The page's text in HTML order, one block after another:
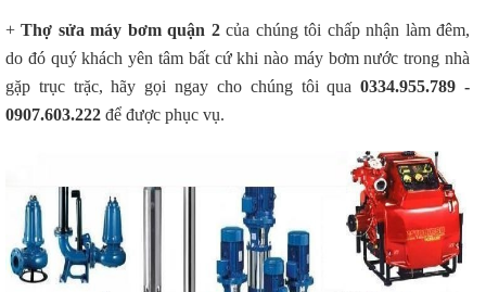
+Thợ sửa máy bơm quận 2của chúng tôi chấp nhận làm đêm,
do đó quý khách yên tâm bất cứ khi nào máy bơm nước trong nhà
gặp trục trặc, hãy gọi ngay cho chúng tôi qua 0334.955.789 -
0907.603.222 để được phục vụ.